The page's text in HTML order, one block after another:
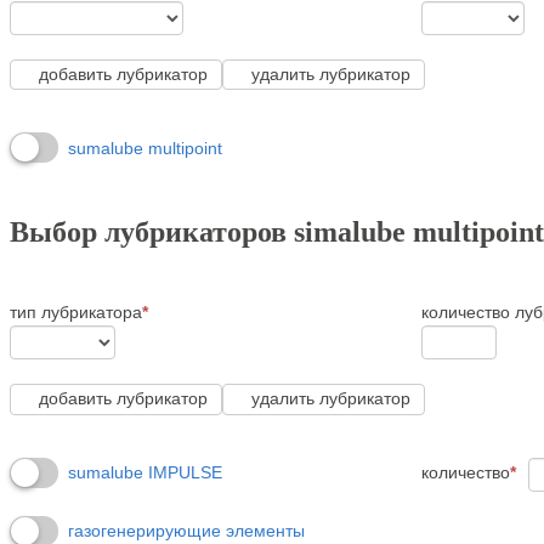
добавить лубрикатор удалить лубрикатор
sumalube multipoint
Выбор лубрикаторов simalube multipoint
тип лубрикатора* количество
добавить лубрикатор удалить лубрикатор
sumalube IMPULSE количество*
газогенерирующие элементы